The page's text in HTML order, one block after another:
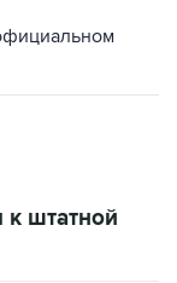
к штатной